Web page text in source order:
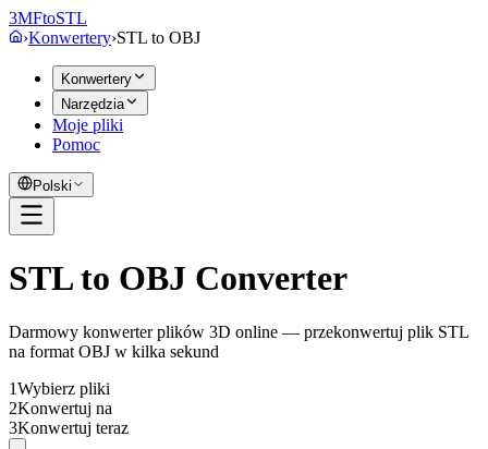
3MFtoSTL
›Konwertery›STL to OBJ
Konwertery
Narzędzia
Moje pliki
Pomoc
Polski
STL to OBJ Converter
Darmowy konwerter plików 3D online — przekonwertuj plik STL
na format OBJ w kilka sekund
1Wybierz pliki
2Konwertuj na
3Konwertuj teraz